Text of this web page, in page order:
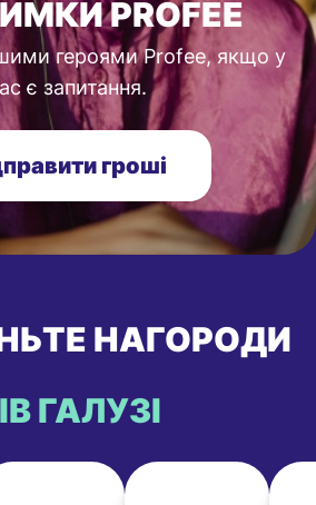
PROFEE
героями Profee, якщо у
є запитання.
гроші
НАГОРОДИ
ГАЛУЗІ